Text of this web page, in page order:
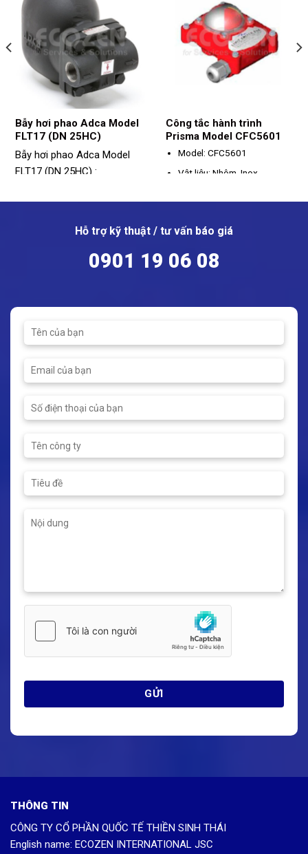
Bẫy hơi phao Adca Model
FLT17 (DN 25HC)
Bẫy hơi phao Adca Model
FLT17 (DN 25HC) :
Kích thước: DN25
Áp suất tối đa: 14bar
Công tắc hành trình
Prisma Model CFC5601
Model: CFC5601
Vật liệu: Nhôm, Inox,
Nhiệt độ hoạt động: -20ºC +
Loại công tắc: SPDT/
Hỗ trợ kỹ thuật / tư vấn báo giá
0901 19 06 08
THÔNG TIN
CÔNG TY CỔ PHẦN QUỐC TẾ THIỀN SINH THÁI
English name: ECOZEN INTERNATIONAL JSC